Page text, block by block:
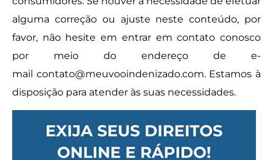
alguma correção ou ajuste neste conteúdo, por
favor, não hesite em entrar em contato conosco
por meio do endereço de e-
mail contato@meuvooindenizado.com. Estamos à
disposição para atender às suas necessidades.